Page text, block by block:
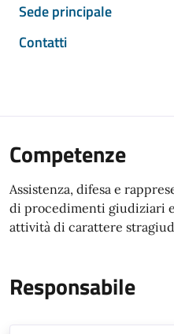
Sede principale
Contatti
Competenze
Assistenza, difesa e
di procedimenti giudiziari
attività di carattere
Responsabile